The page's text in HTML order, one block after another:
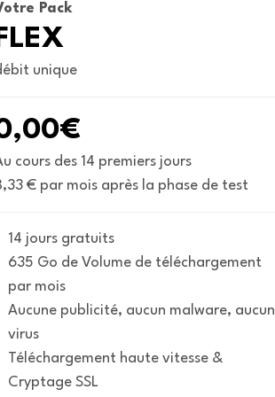
Pack
unique
cours des 14 premiers jours
€ par mois après la phase de test
14 jours gratuits
635 Go de Volume de téléchargement
par mois
Aucune publicité, aucun malware, aucun
virus
Téléchargement haute vitesse &
Cryptage SSL